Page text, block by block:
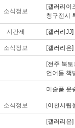
소식정보
[갤러리이
청구전시
시간제 [갤러리
소식정보 [갤러리은
[전주 북
언어들 책
미술품 운
소식정보 [이천시립
[갤러리은